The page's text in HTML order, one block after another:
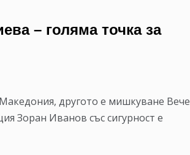
– голяма точка за
другото е мишкуване Вече
Зоран Иванов със сигурност е